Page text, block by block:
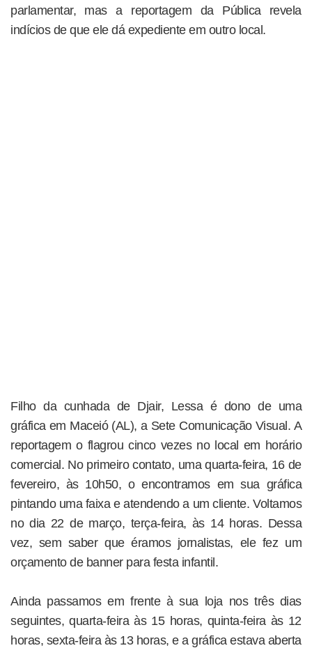
parlamentar, mas a reportagem da Pública revela
indícios de que ele dá expediente em outro local.
Filho da cunhada de Djair, Lessa é dono de uma
gráfica em Maceió (AL), a Sete Comunicação Visual. A
reportagem o flagrou cinco vezes no local em horário
comercial. No primeiro contato, uma quarta-feira, 16 de
fevereiro, às 10h50, o encontramos em sua gráfica
pintando uma faixa e atendendo a um cliente. Voltamos
no dia 22 de março, terça-feira, às 14 horas. Dessa
vez, sem saber que éramos jornalistas, ele fez um
orçamento de banner para festa infantil.
Ainda passamos em frente à sua loja nos três dias
seguintes, quarta-feira às 15 horas, quinta-feira às 12
horas, sexta-feira às 13 horas, e a gráfica estava aberta